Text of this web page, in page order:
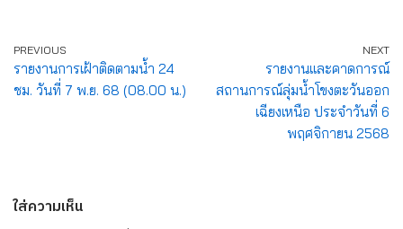
PREVIOUS
รายงานการเฝ้าติดตามน้ำ 24
ชม. วันที่ 7 พ.ย. 68 (08.00 น.)
NEXT
รายงานและคาดการณ์
สถานการณ์ลุ่มน้ำโขงตะวันออก
เฉียงเหนือ ประจำวันที่ 6
พฤศจิกายน 2568
ใส่ความเห็น